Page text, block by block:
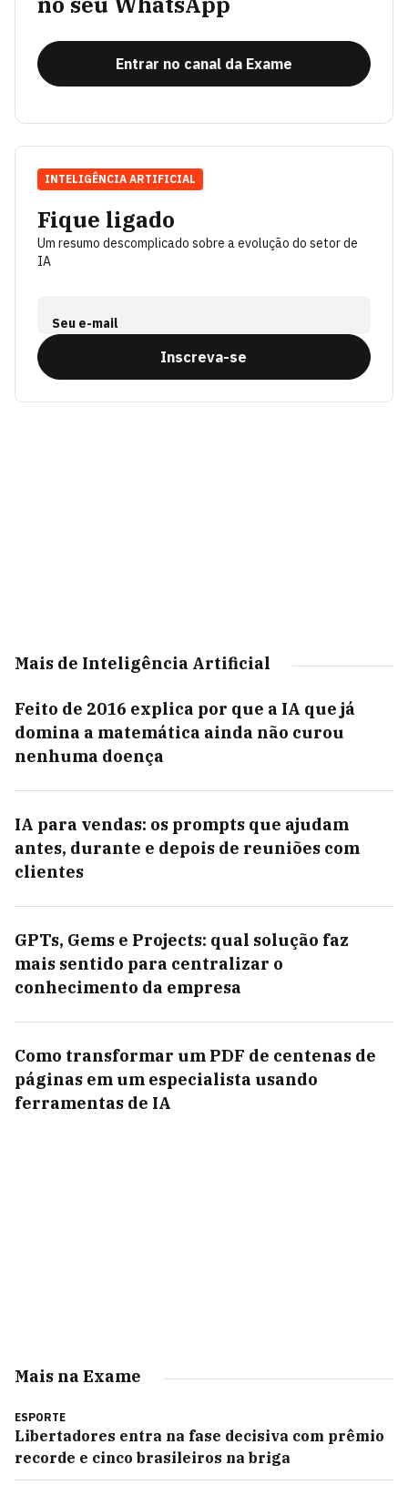
Entrar no canal da Exame
Fique ligado
Um resumo descomplicado sobre a evolução do setor de
IA
Seu e-mail
Inscreva-se
INTELIGÊNCIA ARTIFICIAL
Mais de Inteligência Artificial
Feito de 2016 explica por que a IA que já
domina a matemática ainda não curou
nenhuma doença
IA para vendas: os prompts que ajudam
antes, durante e depois de reuniões com
clientes
GPTs, Gems e Projects: qual solução faz
mais sentido para centralizar o
conhecimento da empresa
Como transformar um PDF de centenas de
páginas em um especialista usando
ferramentas de IA
Mais na Exame
ESPORTE
Libertadores entra na fase decisiva com prêmio
recorde e cinco brasileiros na briga